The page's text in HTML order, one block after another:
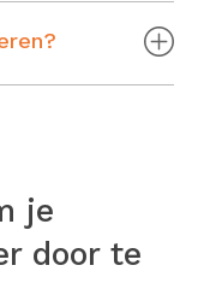
je
door te